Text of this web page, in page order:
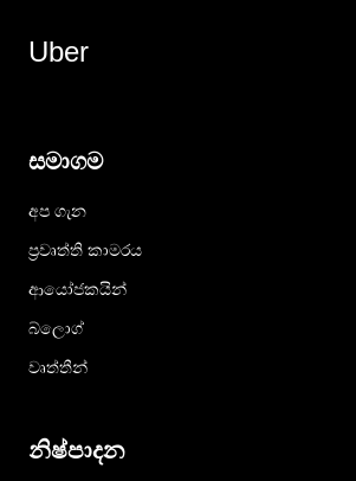
Uber
සමාගම
අප ගැන
ප්‍රවෘත්ති කාමරය
ආයෝජකයින්
බ්ලොග්
වෘත්තීන්
නිෂ්පාදන